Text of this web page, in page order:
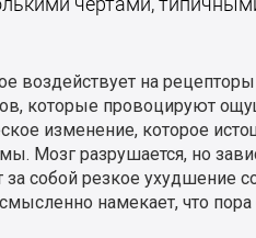
воздействует на
которые провоцируют
изменение, которое
Мозг разрушается, но
собой резкое ухудшение
намекает, что